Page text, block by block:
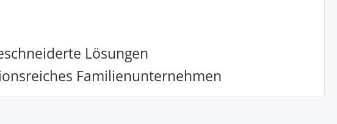
Lösungen
Familienunternehmen